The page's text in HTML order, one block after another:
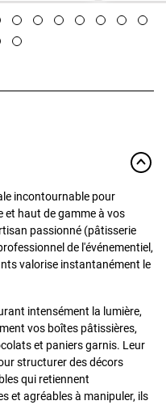
incontournable pour
et haut de gamme à vos
passionné (pâtisserie
de l'événementiel,
valorise instantanément le
intensément la lumière,
vos boîtes pâtissières,
et paniers garnis. Leur
structurer des décors
qui retiennent
et agréables à manipuler, ils